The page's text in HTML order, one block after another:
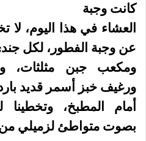
كانت وجبة
العشاء في هذا اليوم، لا
عن وجبة الفطور، لكل
ومكعب جبن مثلثات،
ورغيف خبز أسمر قديد
أمام المطبخ،
بصوت متواطئ لزميلي